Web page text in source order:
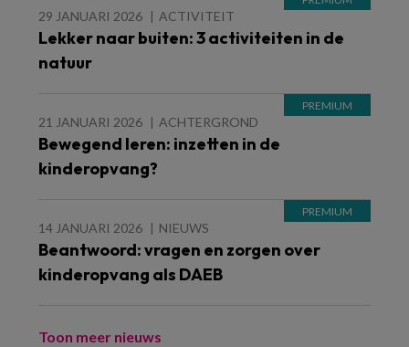
29 JANUARI 2026 ACTIVITEIT
Lekker naar buiten: 3 activiteiten in de
natuur
21 JANUARI 2026 ACHTERGROND
Bewegend leren: inzetten in de
kinderopvang?
14 JANUARI 2026 NIEUWS
Beantwoord: vragen en zorgen over
kinderopvang als DAEB
Toon meer nieuws